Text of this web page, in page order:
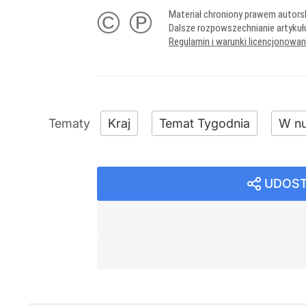
© ℗
Materiał chroniony prawem
Dalsze rozpowszechnianie
Regulamin i warunki
Kraj Temat Tygodnia W